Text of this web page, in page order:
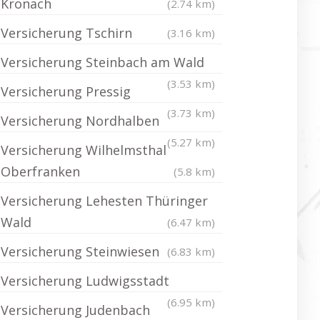
Kronach
(2.74 km)
Versicherung Tschirn (3.16 km)
Versicherung Steinbach am Wald
(3.53 km)
Versicherung Pressig
(3.73 km)
Versicherung Nordhalben
(5.27 km)
Versicherung Wilhelmsthal
Oberfranken
(5.8 km)
Versicherung Lehesten Thüringer
Wald
(6.47 km)
Versicherung Steinwiesen (6.83 km)
Versicherung Ludwigsstadt
(6.95 km)
Versicherung Judenbach